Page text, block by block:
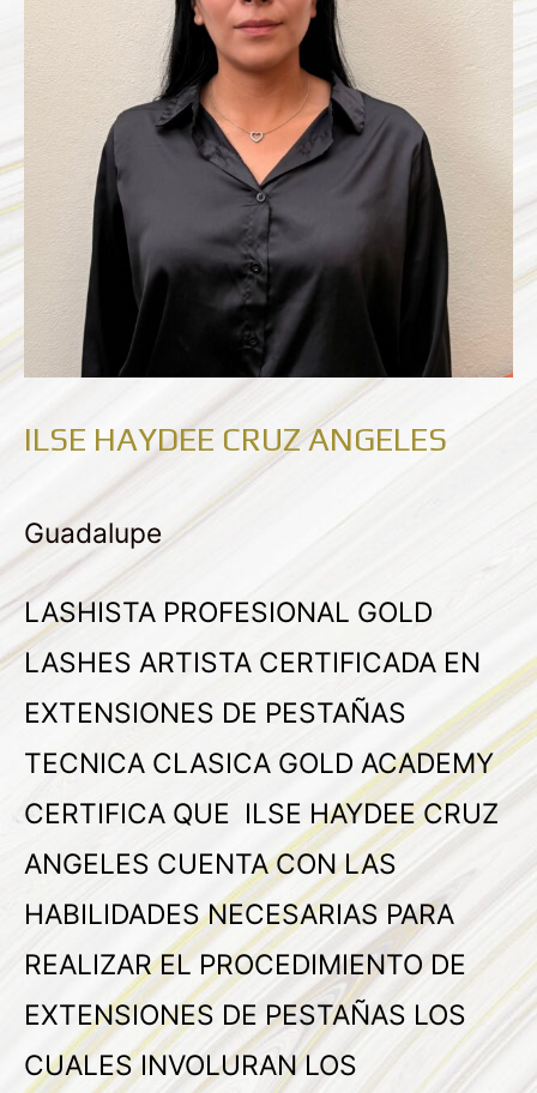
ILSE HAYDEE CRUZ ANGELES
Guadalupe
LASHISTA PROFESIONAL GOLD
LASHES ARTISTA CERTIFICADA EN
EXTENSIONES DE PESTAÑAS
TECNICA CLASICA GOLD ACADEMY
CERTIFICA QUE ILSE HAYDEE CRUZ
ANGELES CUENTA CON LAS
HABILIDADES NECESARIAS PARA
REALIZAR EL PROCEDIMIENTO DE
EXTENSIONES DE PESTAÑAS LOS
CUALES INVOLURAN LOS